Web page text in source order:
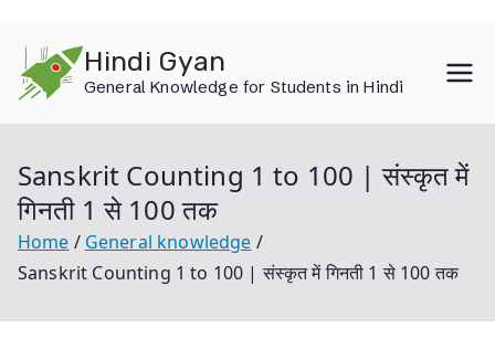
content
Hindi Gyan
General Knowledge for Students in Hindi
Sanskrit Counting 1 to 100 | संस्कृत में
गिनती 1 से 100 तक
Home
General knowledge
Sanskrit Counting 1 to 100 | संस्कृत में गिनती 1 से 100 तक